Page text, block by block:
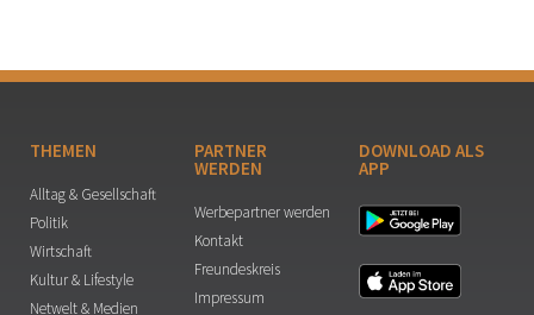
THEMEN
Alltag & Gesellschaft
Politik
Wirtschaft
Kultur & Lifestyle
Netwelt & Medien
PARTNER
WERDEN
Werbepartner werden
Kontakt
Freundeskreis
Impressum
DOWNLOAD ALS
APP